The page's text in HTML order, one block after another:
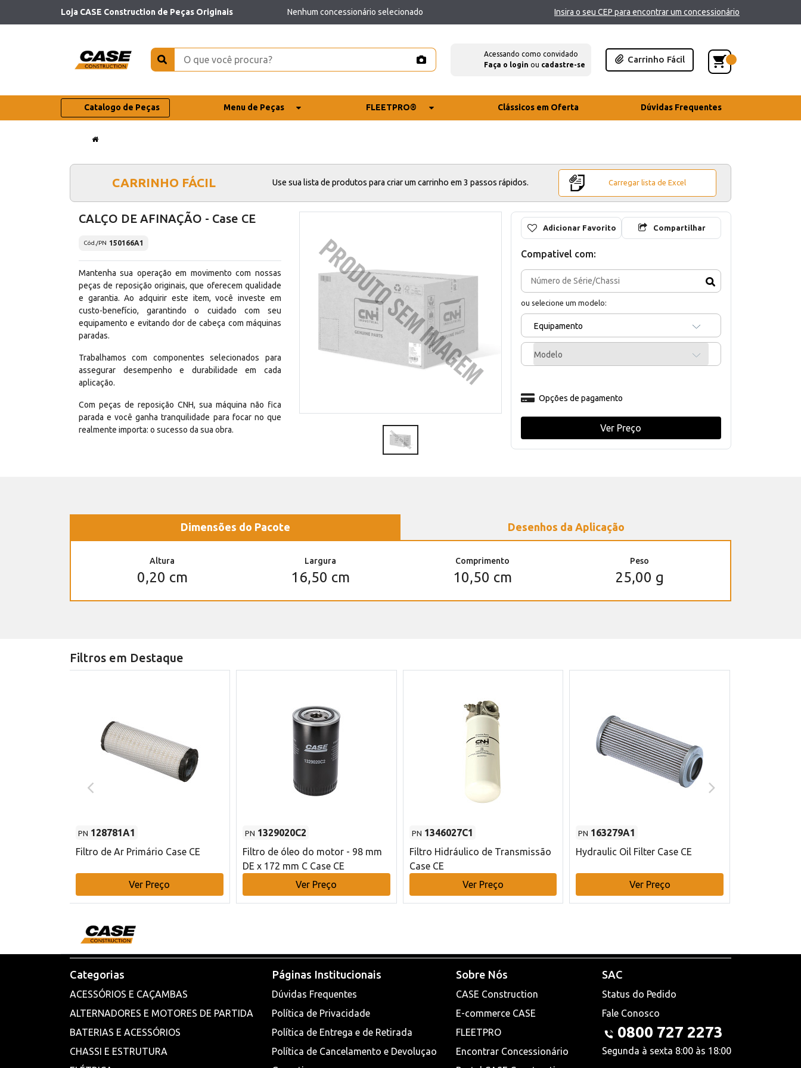
Loja CASE Construction de Peças Originais Nenhum concessionário selecionado Insira o seu CEP para encontrar um concessionário
Acessando como convidado
Faça o login ou cadastre-se
Carrinho Fácil
Catalogo de Peças Menu de Peças FLEETPRO® Clássicos em Oferta Dúvidas Frequentes
CARRINHO FÁCIL Use sua lista de produtos para criar um carrinho em 3 passos rápidos. Carregar lista de Excel
CALÇO DE AFINAÇÃO - Case CE
Cód./PN 150166A1
Mantenha sua operação em movimento com nossas
peças de reposição originais, que oferecem qualidade
e garantia. Ao adquirir este item, você investe em
custo-benefício, garantindo o cuidado com seu
equipamento e evitando dor de cabeça com máquinas
paradas.
Trabalhamos com componentes selecionados para
assegurar desempenho e durabilidade em cada
aplicação.
Com peças de reposição CNH, sua máquina não fica
parada e você ganha tranquilidade para focar no que
realmente importa: o sucesso da sua obra.
Adicionar Favorito Compartilhar
Compativel com:
ou selecione um modelo:
Equipamento
Modelo
Opções de pagamento
Ver Preço
Dimensões do Pacote Desenhos da Aplicação
Altura
0,20 cm
Largura
16,50 cm
Comprimento
10,50 cm
Peso
25,00 g
Filtros em Destaque
PN 128781A1
Filtro de Ar Primário Case CE
Ver Preço
PN 1329020C2
Filtro de óleo do motor - 98 mm
DE x 172 mm C Case CE
Ver Preço
PN 1346027C1
Filtro Hidráulico de Transmissão
Case CE
Ver Preço
PN 163279A1
Hydraulic Oil Filter Case CE
Ver Preço
Categorias
ACESSÓRIOS E CAÇAMBAS
ALTERNADORES E MOTORES DE PARTIDA
BATERIAS E ACESSÓRIOS
CHASSI E ESTRUTURA
Páginas Institucionais
Dúvidas Frequentes
Política de Privacidade
Política de Entrega e de Retirada
Política de Cancelamento e Devoluçao
Sobre Nós
CASE Construction
E-commerce CASE
FLEETPRO
Encontrar Concessionário
SAC
Status do Pedido
Fale Conosco
0800 727 2273
Segunda à sexta 8:00 às 18:00